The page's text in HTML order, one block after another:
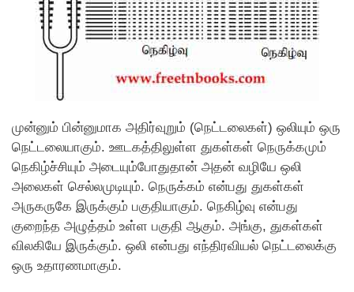
முன்னும் பின்னுமாக அதிர்வுறும் (நெட்டலைகள்) ஒலியும் ஒரு
நெட்டலையாகும். ஊடகத்திலுள்ள துகள்கள் நெருக்கமும்
நெகிழ்ச்சியும் அடையும்போதுதான் அதன் வழியே ஒலி
அலைகள் செல்லமுடியும். நெருக்கம் என்பது துகள்கள்
அருகருகே இருக்கும் பகுதியாகும். நெகிழ்வு என்பது
குறைந்த அழுத்தம் உள்ள பகுதி ஆகும். அங்கு, துகள்கள்
விலகியே இருக்கும். ஒலி என்பது எந்திரவியல் நெட்டலைக்கு
ஒரு உதாரணமாகும்.